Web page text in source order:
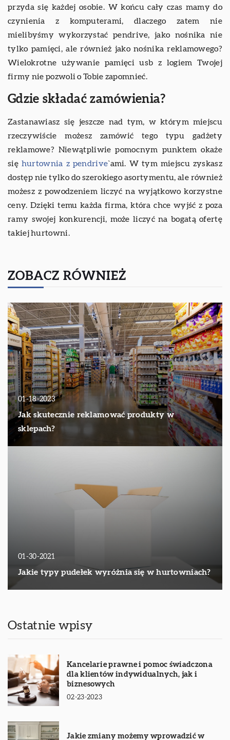
przyda się każdej osobie. W końcu cały czas mamy do
czynienia z komputerami, dlaczego zatem nie
mielibyśmy wykorzystać pendrive, jako nośnika nie
tylko pamięci, ale również jako nośnika reklamowego?
Wielokrotne używanie pamięci usb z logiem Twojej
firmy nie pozwoli o Tobie zapomnieć.
Gdzie składać zamówienia?
Zastanawiasz się jeszcze nad tym, w którym miejscu
rzeczywiście możesz zamówić tego typu gadżety
reklamowe? Niewątpliwie pomocnym punktem okaże
się hurtownia z pendrive`ami. W tym miejscu zyskasz
dostęp nie tylko do szerokiego asortymentu, ale również
możesz z powodzeniem liczyć na wyjątkowo korzystne
ceny. Dzięki temu każda firma, która chce wyjść z poza
ramy swojej konkurencji, może liczyć na bogatą ofertę
takiej hurtowni.
ZOBACZ RÓWNIEŻ
01-18-2023
Jak skutecznie reklamować produkty w
sklepach?
01-30-2021
Jakie typy pudełek wyróżnia się w hurtowniach?
Ostatnie wpisy
Kancelarie prawne i pomoc świadczona
dla klientów indywidualnych, jak i
biznesowych
02-23-2023
Jakie zmiany możemy wprowadzić w